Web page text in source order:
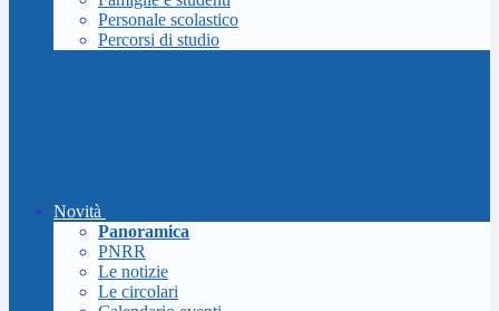
Personale scolastico
Percorsi di studio
Novità
Panoramica
PNRR
Le notizie
Le circolari